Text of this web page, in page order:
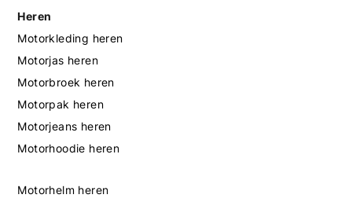
Heren
Motorkleding heren
Motorjas heren
Motorbroek heren
Motorpak heren
Motorjeans heren
Motorhoodie heren
Motorhelm heren